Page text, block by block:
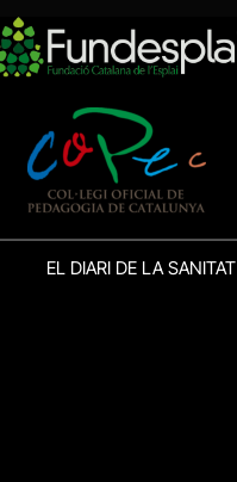
EL DIARI DE LA SANITAT